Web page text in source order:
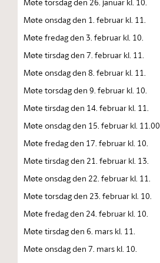
Møte onsdag den 1. februar kl. 11.
Møte fredag den 3. februar kl. 10.
Møte tirsdag den 7. februar kl. 11.
Møte onsdag den 8. februar kl. 11.
Møte torsdag den 9. februar kl. 10.
Møte tirsdag den 14. februar kl. 11.
Møte onsdag den 15. februar kl. 11.00
Møte fredag den 17. februar kl. 10.
Møte tirsdag den 21. februar kl. 13.
Møte onsdag den 22. februar kl. 11.
Møte torsdag den 23. februar kl. 10.
Møte fredag den 24. februar kl. 10.
Møte tirsdag den 6. mars kl. 11.
Møte onsdag den 7. mars kl. 10.